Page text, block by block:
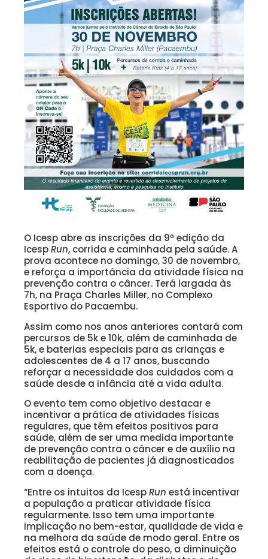
O Icesp abre as inscrições da 9ª edição da
IcespRun, corrida e caminhada pela saúde. A
prova acontece no domingo, 30 de novembro,
e reforça a importância da atividade física na
prevenção contra o câncer. Terá largada às
7h, na Praça Charles Miller, no Complexo
Esportivo do Pacaembu.
Assim como nos anos anteriores contará com
percursos de 5k e 10k, além de caminhada de
5k, e baterias especiais para as crianças e
adolescentes de 4 a 17 anos, buscando
reforçar a necessidade dos cuidados com a
saúde desde a infância até a vida adulta.
O evento tem como objetivo destacar e
incentivar a prática de atividades físicas
regulares, que têm efeitos positivos para
saúde, além de ser uma medida importante
de prevenção contra o câncer e de auxílio na
reabilitação de pacientes já diagnosticados
com a doença.
“Entre os intuitos da IcespRun está incentivar
a população a praticar atividade física
regularmente. Isso tem uma importante
implicação no bem-estar, qualidade de vida e
na melhora da saúde de modo geral. Entre os
efeitos está o controle do peso, a diminuição